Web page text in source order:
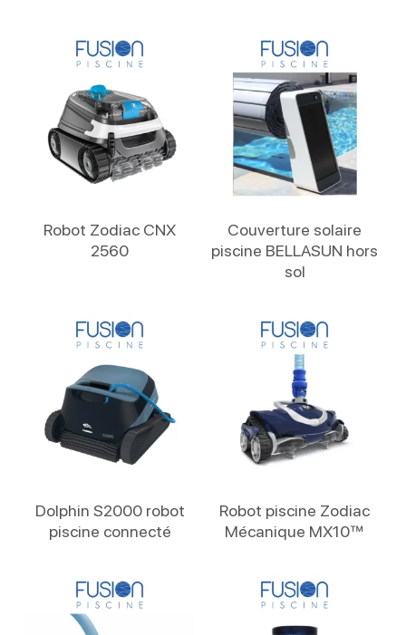
Robot Zodiac CNX
2560
Couverture solaire
piscine BELLASUN hors
sol
Dolphin S2000 robot
piscine connecté
Robot piscine Zodiac
Mécanique MX10™